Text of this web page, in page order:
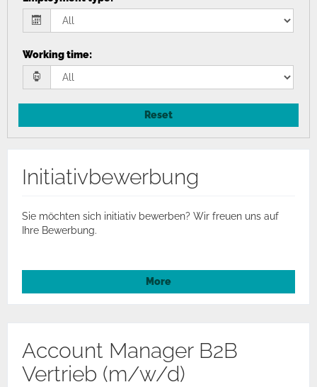
Working time:
Reset
Initiativbewerbung
Sie möchten sich initiativ bewerben? Wir freuen uns auf
Ihre Bewerbung.
More
Account Manager B2B
Vertrieb (m/w/d)